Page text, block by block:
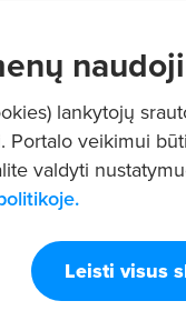
lankytojų
veikimui
valdyti
Leisti visus